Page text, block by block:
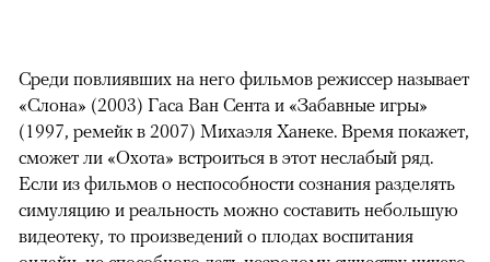
Среди повлиявших на него фильмов режиссер называет
«Слона» (2003) Гаса Ван Сента и «Забавные игры»
(1997, ремейк в 2007) Михаэля Ханеке. Время покажет,
сможет ли «Охота» встроиться в этот неслабый ряд.
Если из фильмов о неспособности сознания разделять
симуляцию и реальность можно составить небольшую
видеотеку, то произведений о плодах воспитания